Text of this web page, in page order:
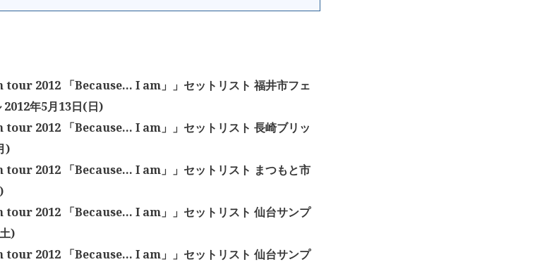
2012 「Because… I am」」セットリスト 福井市フェ
2012年5月13日(日)
2012 「Because… I am」」セットリスト 長崎ブリッ
)
2012 「Because… I am」」セットリスト まつもと市
2012 「Because… I am」」セットリスト 仙台サンプ
)
2012 「Because… I am」」セットリスト 仙台サンプ